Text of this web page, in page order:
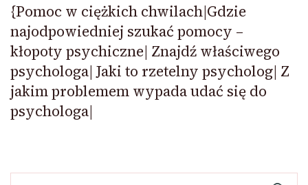
{Pomoc w ciężkich chwilach|Gdzie
najodpowiedniej szukać pomocy –
kłopoty psychiczne| Znajdź właściwego
psychologa| Jaki to rzetelny psycholog| Z
jakim problemem wypada udać się do
psychologa|